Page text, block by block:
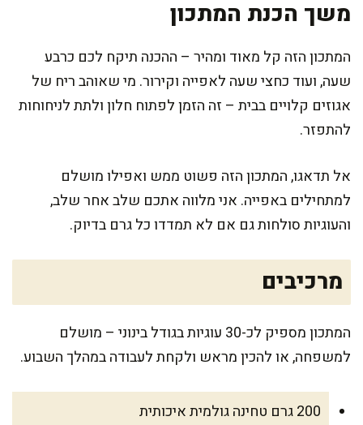
משך הכנת המתכון
המתכון הזה קל מאוד ומהיר – ההכנה תיקח לכם כרבע
שעה, ועוד כחצי שעה לאפייה וקירור. מי שאוהב ריח של
אגוזים קלויים בבית – זה הזמן לפתוח חלון ולתת לניחוחות
להתפזר.
אל תדאגו, המתכון הזה פשוט ממש ואפילו מושלם
למתחילים באפייה. אני מלווה אתכם שלב אחר שלב,
והעוגיות סולחות גם אם לא תמדדו כל גרם בדיוק.
מרכיבים
המתכון מספיק לכ-30 עוגיות בגודל בינוני – מושלם
למשפחה, או להכין מראש ולקחת לעבודה במהלך השבוע.
200 גרם טחינה גולמית איכותית